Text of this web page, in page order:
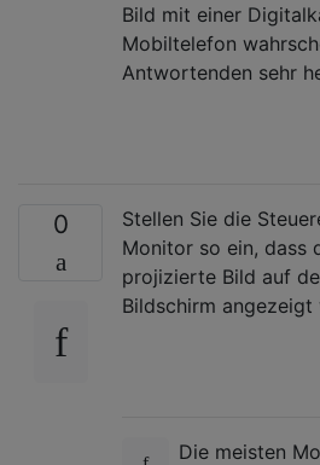
Bild mit einer
Mobiltelefon
Antwortenden sehr
0
Stellen Sie die
Monitor so ein, dass
projizierte Bild auf
Bildschirm angezeigt
Die meisten